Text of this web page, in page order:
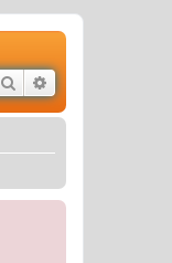
Cerca